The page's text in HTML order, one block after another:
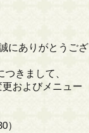
にありがとうござ
きまして、
およびメニュー
）